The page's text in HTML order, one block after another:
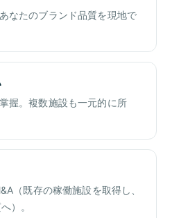
なたのブランド品質を現地で
握。複数施設も一元的に所
（既存の稼働施設を取得し、
）。